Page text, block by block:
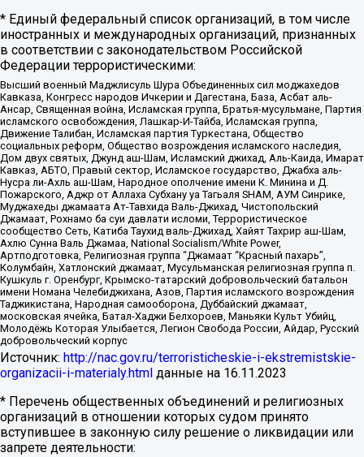
* Единый федеральный список организаций, в том числе
иностранных и международных организаций, признанных
в соответствии с законодательством Российской
Федерации террористическими:
Высший военный Маджлисуль Шура Объединенных сил моджахедов
Кавказа, Конгресс народов Ичкерии и Дагестана, База, Асбат аль-
Ансар, Священная война, Исламская группа, Братья-мусульмане, Партия
исламского освобождения, Лашкар-И-Тайба, Исламская группа,
Движение Талибан, Исламская партия Туркестана, Общество
социальных реформ, Общество возрождения исламского наследия,
Дом двух святых, Джунд аш-Шам, Исламский джихад, Аль-Каида, Имарат
Кавказ, АБТО, Правый сектор, Исламское государство, Джабха аль-
Нусра ли-Ахль аш-Шам, Народное ополчение имени К. Минина и Д.
Пожарского, Аджр от Аллаха Субхану уа Тагьаля SHAM, АУМ Синрике,
Муджахеды джамаата Ат-Тавхида Валь-Джихад, Чистопольский
Джамаат, Рохнамо ба суи давлати исломи, Террористическое
сообщество Сеть, Катиба Таухид валь-Джихад, Хайят Тахрир аш-Шам,
Ахлю Сунна Валь Джамаа, National Socialism/White Power,
Артподготовка, Религиозная группа “Джамаат “Красный пахарь”,
Колумбайн, Хатлонский джамаат, Мусульманская религиозная группа п.
Кушкуль г. Оренбург, Крымско-татарский добровольческий батальон
имени Номана Челебиджихана, Азов, Партия исламского возрождения
Таджикистана, Народная самооборона, Дуббайский джамаат,
московская ячейка, Батал-Хаджи Белхороев, Маньяки Культ Убийц,
Молодёжь Которая Улыбается, Легион Свобода России, Айдар, Русский
добровольческий корпус
Источник: http://nac.gov.ru/terroristicheskie-i-ekstremistskie-
organizacii-i-materialy.html данные на 16.11.2023
* Перечень общественных объединений и религиозных
организаций в отношении которых судом принято
вступившее в законную силу решение о ликвидации или
запрете деятельности: